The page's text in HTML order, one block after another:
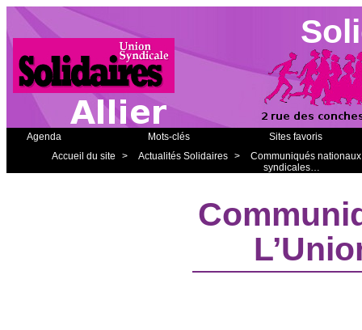
Agenda Mots-clés
Sites favoris
Accueil du site
> Actualités Solidaires >
Communiqués nationaux
syndicales…